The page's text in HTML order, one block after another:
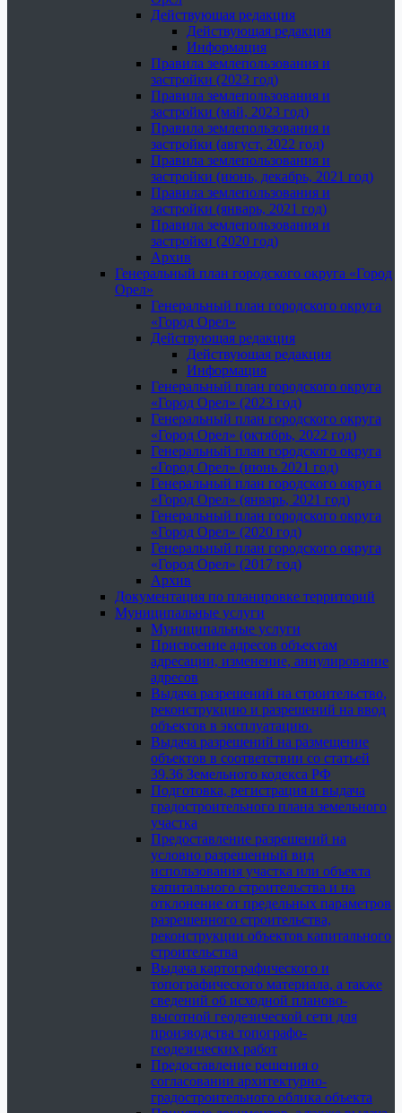
Действующая редакция
Действующая редакция
Информация
Правила землепользования и
застройки (2023 год)
Правила землепользования и
застройки (май, 2023 год)
Правила землепользования и
застройки (август, 2022 год)
Правила землепользования и
застройки (июнь, декабрь, 2021 год)
Правила землепользования и
застройки (январь, 2021 год)
Правила землепользования и
застройки (2020 год)
Архив
Генеральный план городского округа «Город
Орел»
Генеральный план городского округа
«Город Орел»
Действующая редакция
Действующая редакция
Информация
Генеральный план городского округа
«Город Орел» (2023 год)
Генеральный план городского округа
«Город Орел» (октябрь, 2022 год)
Генеральный план городского округа
«Город Орел» (июнь 2021 год)
Генеральный план городского округа
«Город Орел» (январь, 2021 год)
Генеральный план городского округа
«Город Орел» (2020 год)
Генеральный план городского округа
«Город Орел» (2017 год)
Архив
Документация по планировке территорий
Муниципальные услуги
Муниципальные услуги
Присвоение адресов объектам
адресации, изменение, аннулирование
адресов
Выдача разрешений на строительство,
реконструкцию и разрешений на ввод
объектов в эксплуатацию.
Выдача разрешений на размещение
объектов в соответствии со статьей
39.36 Земельного кодекса РФ
Подготовка, регистрация и выдача
градостроительного плана земельного
участка
Предоставление разрешений на
условно разрешенный вид
использования участка или объекта
капитального строительства и на
отклонение от предельных параметров
разрешенного строительства,
реконструкции объектов капитального
строительства
Выдача картографического и
топографического материала, а также
сведений об исходной планово-
высотной геодезической сети для
производства топографо-
геодезических работ
Предоставление решения о
согласовании архитектурно-
градостроительного облика объекта